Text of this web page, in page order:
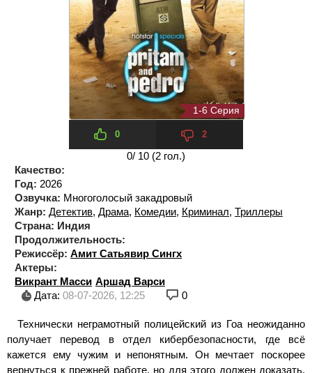
1-6 Серия
0 2
0/ 10 (2 гол.)
Качество:
Год: 2026
Озвучка: Многоголосый закадровый
Жанр: Детектив, Драма, Комедии, Криминал, Триллеры
Страна: Индия
Продолжительность:
Режиссёр: Амит Сатьявир Сингх
Актеры:
Викрант Масси Аршад Варси
Дата: 08-07-2026, 12:25 0
Технически неграмотный полицейский из Гоа неожиданно
получает перевод в отдел кибербезопасности, где всё
кажется ему чужим и непонятным. Он мечтает поскорее
вернуться к прежней работе, но для этого должен доказать,